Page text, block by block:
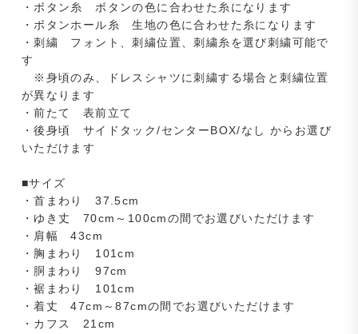
・ボタン糸 ボタンの色に合わせた糸になります
・ボタンホール糸 生地の色に合わせた糸になります
・刺繍 フォント、刺繍位置、刺繍糸を選び刺繍可能で
す
※身頃のみ、ドレスシャツに刺繍する場合と刺繍位置
が異なります
・前たて 表前立て
・後身頃 サイドタック/センターBOX/なし からお選び
いただけます
■サイズ
・首まわり 37.5cm
・ゆき丈 70cm～100cmの間でお選びいただけます
・肩幅 43cm
・胸まわり 101cm
・胴まわり 97cm
・裾まわり 101cm
・着丈 47cm～87cmの間でお選びいただけます
・カフス 21cm